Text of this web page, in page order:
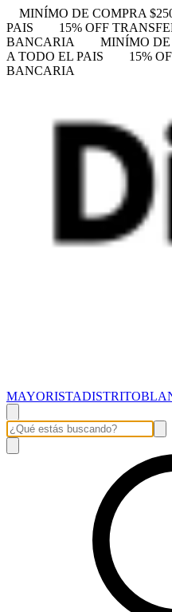
MINÍMO DE COMPRA
PAIS
15% OFF
BANCARIA
MINÍMO DE
A TODO EL PAIS
15%
BANCARIA